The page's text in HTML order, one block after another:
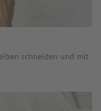
schneiden und mit